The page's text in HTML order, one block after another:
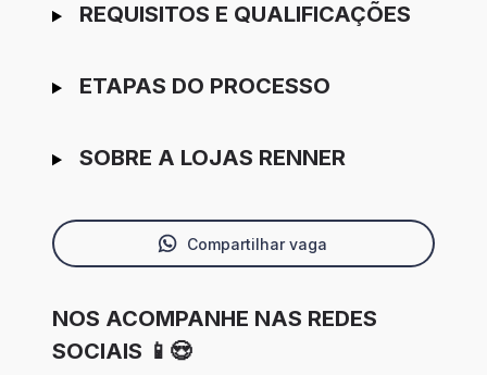
REQUISITOS E QUALIFICAÇÕES
ETAPAS DO PROCESSO
SOBRE A LOJAS RENNER
Compartilhar vaga
NOS ACOMPANHE NAS REDES
SOCIAIS 📱😍